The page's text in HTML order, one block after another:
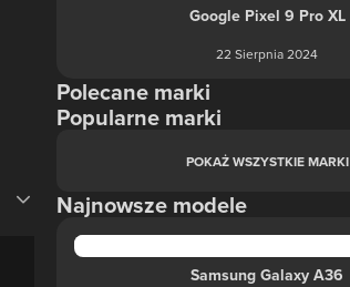
Google Pixel 9 Pro XL
22 Sierpnia 2024
Polecane marki
Popularne marki
POKAŻ WSZYSTKIE MARKI
Najnowsze modele
Samsung Galaxy A36